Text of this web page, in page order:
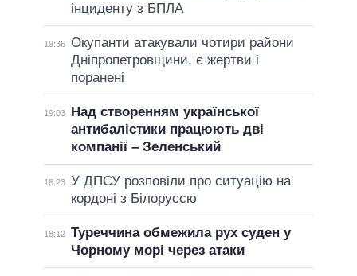
інциденту з БПЛА
19:36 Окупанти атакували чотири райони
Дніпропетровщини, є жертви і
поранені
19:03
Над створенням української
антибалістики працюють дві
компанії – Зеленський
18:23 У ДПСУ розповіли про ситуацію на
кордоні з Білоруссю
18:12 Туреччина обмежила рух суден у
Чорному морі через атаки